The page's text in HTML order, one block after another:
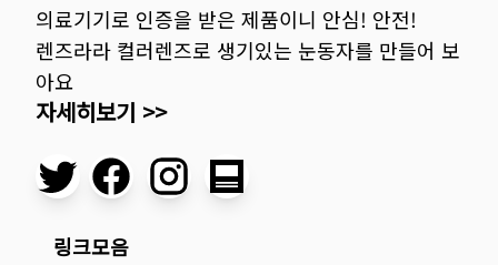
의료기기로 인증을 받은 제품이니 안심! 안전!
렌즈라라 컬러렌즈로 생기있는 눈동자를 만들어 보
아요
자세히보기 >>
링크모음